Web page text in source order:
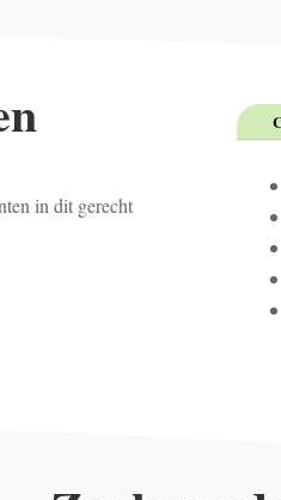
in dit gerecht